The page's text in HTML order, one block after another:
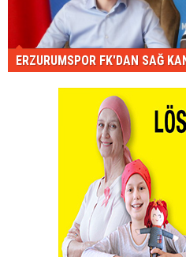
ERZURUMSPOR FK'DAN SAĞ